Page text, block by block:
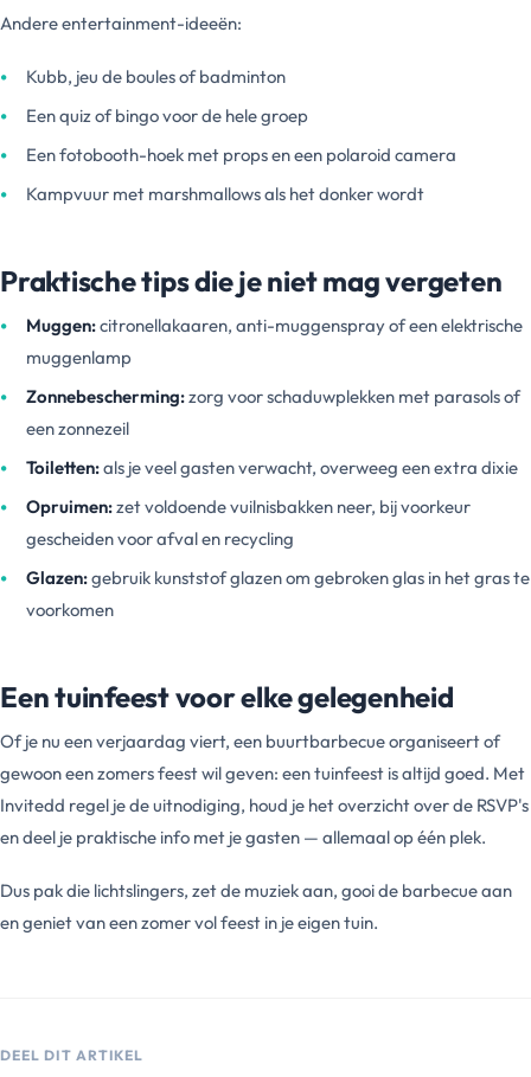
Andere entertainment-ideeën:
Kubb, jeu de boules of badminton
Een quiz of bingo voor de hele groep
Een fotobooth-hoek met props en een polaroid camera
Kampvuur met marshmallows als het donker wordt
Praktische tips die je niet mag vergeten
Muggen:citronellakaaren, anti-muggenspray of een elektrische
muggenlamp
Zonnebescherming:zorg voor schaduwplekken met parasols of
een zonnezeil
Toiletten:als je veel gasten verwacht, overweeg een extra dixie
Opruimen:zet voldoende vuilnisbakken neer, bij voorkeur
gescheiden voor afval en recycling
Glazen:gebruik kunststof glazen om gebroken glas in het gras te
voorkomen
Een tuinfeest voor elke gelegenheid
Of je nu een verjaardag viert, een buurtbarbecue organiseert of
gewoon een zomers feest wil geven: een tuinfeest is altijd goed. Met
Invitedd regel je de uitnodiging, houd je het overzicht over de RSVP's
en deel je praktische info met je gasten — allemaal op één plek.
Dus pak die lichtslingers, zet de muziek aan, gooi de barbecue aan
en geniet van een zomer vol feest in je eigen tuin.
DEEL DIT ARTIKEL